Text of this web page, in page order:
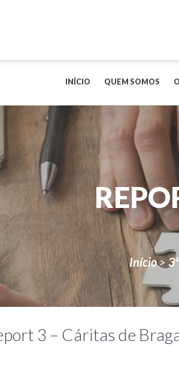
INÍCIO QUEM SOMOS
Início>
3 – Cáritas de